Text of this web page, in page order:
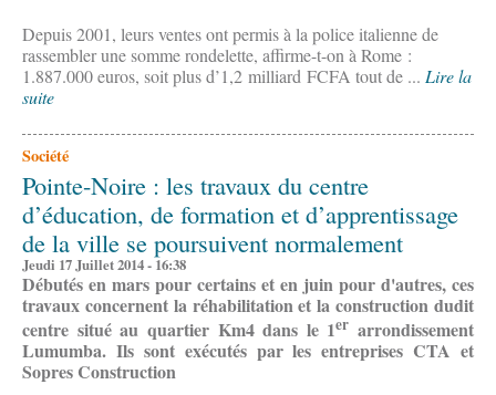
Depuis 2001, leurs ventes ont permis à la police italienne de
rassembler une somme rondelette, affirme-t-on à Rome :
1.887.000 euros, soit plus d’1,2 milliard FCFA tout de ... Lire la
suite
Société
Pointe-Noire : les travaux du centre
d’éducation, de formation et d’apprentissage
de la ville se poursuivent normalement
Jeudi 17 Juillet 2014 - 16:38
Débutés en mars pour certains et en juin pour d'autres, ces
travaux concernent la réhabilitation et la construction dudit
centre situé au quartier Km4 dans le 1er arrondissement
Lumumba. Ils sont exécutés par les entreprises CTA et
Sopres Construction